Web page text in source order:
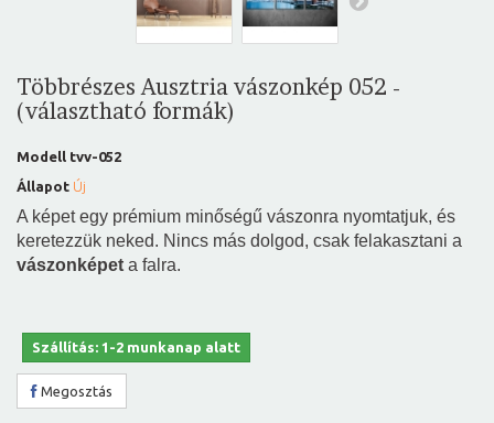
Többrészes Ausztria vászonkép 052 -
(választható formák)
Modell tvv-052
Állapot Új
A képet egy prémium minőségű vászonra nyomtatjuk, és
keretezzük neked. Nincs más dolgod, csak felakasztani a
vászonképet a falra.
Szállítás: 1-2 munkanap alatt
Megosztás